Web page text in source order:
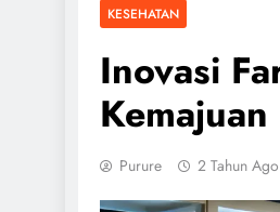
KESEHATAN
Inovasi
Kemajuan
Purure 2 Tahun Ago